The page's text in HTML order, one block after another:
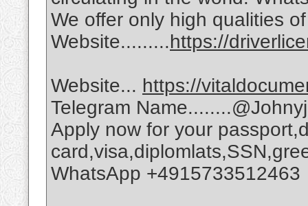
We offer only high qualities
Website.........https://
Website... https://
Telegram
Apply now for your
WhatsApp +4915733512463